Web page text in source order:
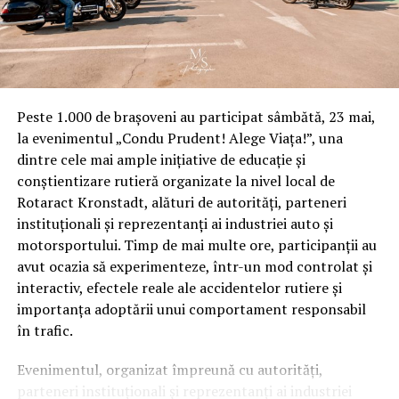
internațională. Mașinile Dacia sunt cunoscute pentru
fiabilitate și durabilitate, astfel încât poți obține cea mai
bună calitate la un preț accesibil. Mașinile Dacia se
caracterizează de asemenea prin design modern,
deschidere atât în Europa, cât și în întreaga lume,
datorită colaborării cu gigantul francez Renault.
Renault este, de asemenea, o marcă de automobile
accesibilă și destul de fiabilă, fiind recunoscută pentru
mașinile sale cu design foarte modern și performanțe
excelente, la prețuri destul de competitive. Mașinile
excelentă și pentru performanțele bune pe care le oferă
la drum lung. Dacă îți surâde ideea achiziționării unei
Peste 1.000 de brașoveni au participat sâmbătă, 23 mai,
la evenimentul „Condu Prudent! Alege Viața!”, una
dintre cele mai ample inițiative de educație și
conștientizare rutieră organizate la nivel local de
Rotaract Kronstadt, alături de autorități, parteneri
instituționali și reprezentanți ai industriei auto și
motorsportului. Timp de mai multe ore, participanții au
avut ocazia să experimenteze, într-un mod controlat și
interactiv, efectele reale ale accidentelor rutiere și
importanța adoptării unui comportament responsabil
în trafic.
Evenimentul, organizat împreună cu autorități,
parteneri instituționali și reprezentanți ai industriei